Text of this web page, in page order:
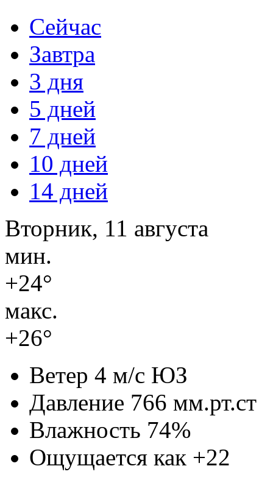
Сейчас
Завтра
3 дня
5 дней
7 дней
10 дней
14 дней
Вторник, 11 августа
мин.
+24°
макс.
+26°
Ветер 4 м/с ЮЗ
Давление 766 мм.рт.ст
Влажность 74%
Ощущается как +22